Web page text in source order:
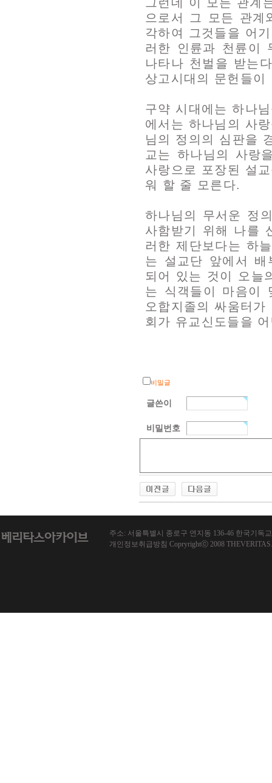
으로서 그 모든 관계
각하여 그것들을 어
러한 인륜과 천륜이
나타나 천벌을 받는
상고시대의 문헌들
구약 시대에는 하나
에서는 하나님의 사
님의 정의의 심판을
교는 하나님의 사랑
사랑으로 포장된 설
워 할 줄 모른다.
하나님의 무서운 정
사함받기 위해 나를
러한 제단보다는 하
는 설교단 앞에서
되어 있는 것이 오늘
는 식객들이 마음이
오합지졸의 싸움터
회가 유교신도들을
비밀글
글쓴이
비밀번호
주소: 서울특별시 종로구 연지동 136-46 한국기독교
개인정보취급방침 Copryrightⓒ 2008